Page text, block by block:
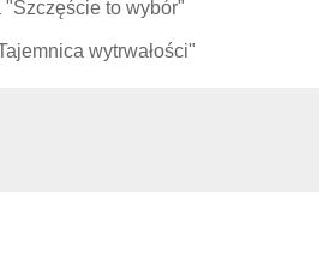
"Szczęście to wybór"
wytrwałości"